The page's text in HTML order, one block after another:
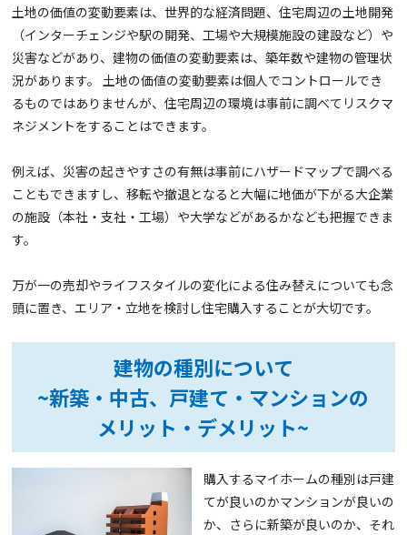
土地の価値の変動要素は、世界的な経済問題、住宅周辺の土地開発
（インターチェンジや駅の開発、工場や大規模施設の建設など）や
災害などがあり、建物の価値の変動要素は、築年数や建物の管理状
況があります。 土地の価値の変動要素は個人でコントロールでき
るものではありませんが、住宅周辺の環境は事前に調べてリスクマ
ネジメントをすることはできます。
例えば、災害の起きやすさの有無は事前にハザードマップで調べる
こともできますし、移転や撤退となると大幅に地価が下がる大企業
の施設（本社・支社・工場）や大学などがあるかなども把握できま
す。
万が一の売却やライフスタイルの変化による住み替えについても念
頭に置き、エリア・立地を検討し住宅購入することが大切です。
建物の種別について
~新築・中古、戸建て・マンションの
メリット・デメリット~
購入するマイホームの種別は戸建
てが良いのかマンションが良いの
か、さらに新築が良いのか、それ